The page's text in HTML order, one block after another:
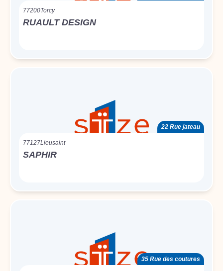
77200Torcy
RUAULT DESIGN
22 Rue jateau
77127Lieusaint
SAPHIR
35 Rue des coutures